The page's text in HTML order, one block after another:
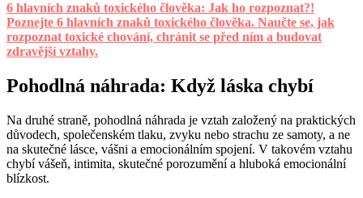
6 hlavních znaků toxického člověka: Jak ho rozpoznat?!
Poznejte 6 hlavních znaků toxického člověka. Naučte se, jak
rozpoznat toxické chování, chránit se před ním a budovat
zdravější vztahy.
Pohodlná náhrada: Když láska chybí
Na druhé straně, pohodlná náhrada je vztah založený na praktických
důvodech, společenském tlaku, zvyku nebo strachu ze samoty, a ne
na skutečné lásce, vášni a emocionálním spojení. V takovém vztahu
chybí vášeň, intimita, skutečné porozumění a hluboká emocionální
blízkost.